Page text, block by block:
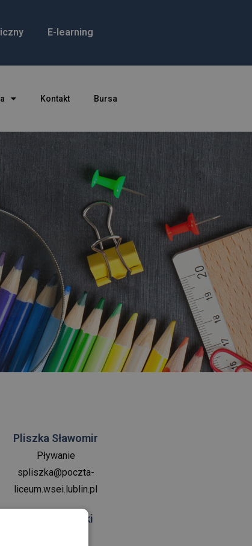
E-learning
Kontakt Bursa
Pliszka Sławomir
Pływanie
spliszka@poczta-
liceum.wsei.lublin.pl
Paweł Woliński